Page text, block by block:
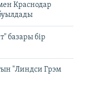
Краснодар
базары бір
"Линдси Грэм